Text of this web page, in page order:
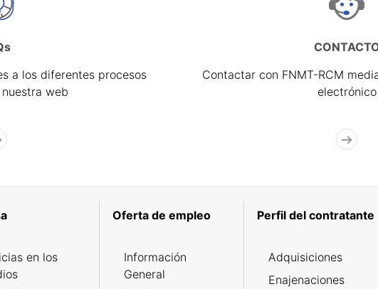
a los diferentes procesos
web
Contactar con FNMT-RCM
electrónico
en los
Oferta de empleo
Información
General
Perfil del contratante
Adquisiciones
Enajenaciones